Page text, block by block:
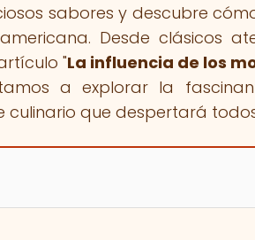
sabores y descubre
Desde clásicos
"La influencia de los
a explorar la
culinario que despertará